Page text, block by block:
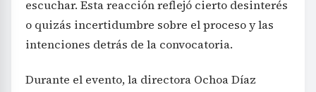
escuchar. Esta reacción reflejó cierto desinterés
o quizás incertidumbre sobre el proceso y las
intenciones detrás de la convocatoria.
Durante el evento, la directora Ochoa Díaz